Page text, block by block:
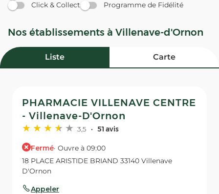
Click & Collect
Programme de Fidélité
Nos établissements à Villenave-d'Ornon
Liste Carte
PHARMACIE VILLENAVE CENTRE
- Villenave-D'Ornon
3,5 51 avis
Fermé· Ouvre à 09:00
18 PLACE ARISTIDE BRIAND 33140 Villenave
D'Ornon
Appeler